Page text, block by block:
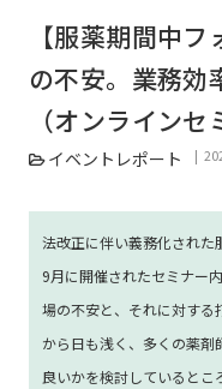
【服薬期間中
の不安。業務効
（オンラインセ
イベントレポート
法改正に伴い義務化され
9月に開催されたセミナー
場の不安と、それに対する
から日も浅く、多くの薬剤
良いかを検討しているとこ